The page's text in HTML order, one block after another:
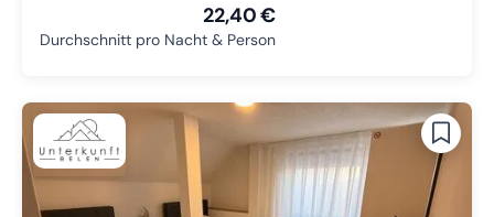
22,40 €
Durchschnitt pro Nacht & Person